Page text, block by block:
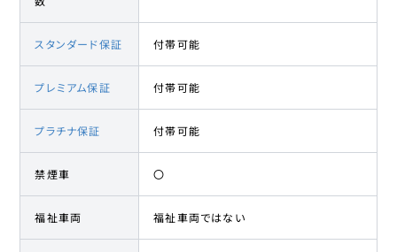
スタンダード保証 付帯可能
プレミアム保証 付帯可能
プラチナ保証 付帯可能
禁煙車 〇
福祉車両 福祉車両ではない